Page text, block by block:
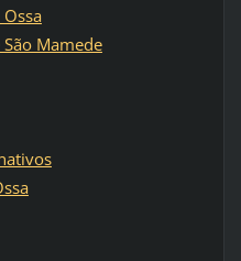
Mamede